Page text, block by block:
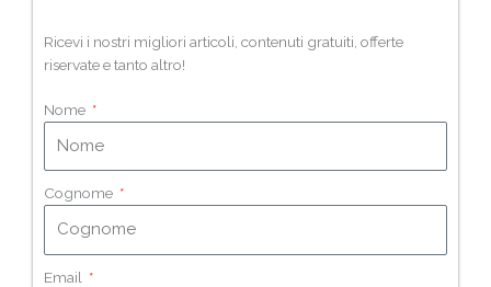
Ricevi i nostri migliori articoli, contenuti gratuiti, offerte
riservate e tanto altro!
Nome
Cognome
Email